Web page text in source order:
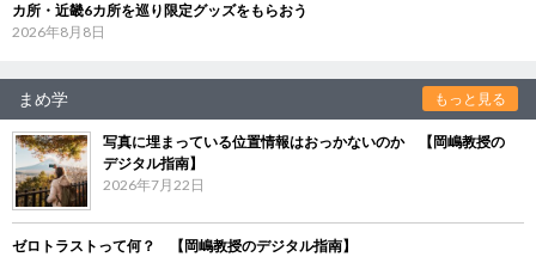
カ所・近畿6カ所を巡り限定グッズをもらおう
2026年8月8日
まめ学 もっと見る
写真に埋まっている位置情報はおっかないのか 【岡嶋教授の
デジタル指南】
2026年7月22日
ゼロトラストって何？ 【岡嶋教授のデジタル指南】